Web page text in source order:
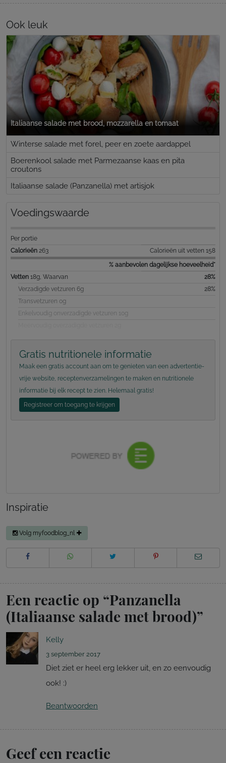
Ook leuk
Italiaanse salade met brood, mozzarella en tomaat
Winterse salade met forel, peer en zoete aardappel
Boerenkool salade met Parmezaanse kaas en pita
croutons
Italiaanse salade (Panzanella) met artisjok
Voedingswaarde
Per portie
Calorieën 263
Calorieën uit vetten 158
% aanbevolen dagelijkse hoeveelheid*
Vetten 18g, Waarvan
28%
Verzadigde vetzuren 6g
28%
Transvetzuren 0g
Enkelvoudig onverzadigde vetzuren 10g
Gratis nutritionele informatie
Maak een gratis account aan om te genieten van een advertentie-
vrije website, receptenverzamelingen te maken en nutritionele
informatie bij elk recept te zien. Helemaal gratis!
Registreer om toegang te krijgen
Inspiratie
Volg myfoodblog_nl
Een reactie op “Panzanella
(Italiaanse salade met brood)”
Kelly
3 september 2017
Diet ziet er heel erg lekker uit, en zo eenvoudig
ook! :)
Beantwoorden
Geef een reactie